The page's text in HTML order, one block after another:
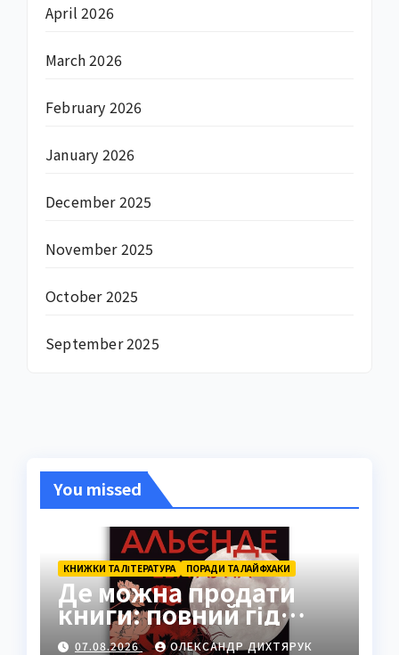
April 2026
March 2026
February 2026
January 2026
December 2025
November 2025
October 2025
September 2025
You missed
КНИЖКИ ТА ЛІТЕРАТУРА ПОРАДИ ТА ЛАЙФХАКИ
Де можна продати
книги: повний гід
платформами 2026
07.08.2026
ОЛЕКСАНДР ДИХТЯРУК